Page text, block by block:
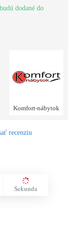
dodané do
Komfort-nábytok
recenziu
Sekunda